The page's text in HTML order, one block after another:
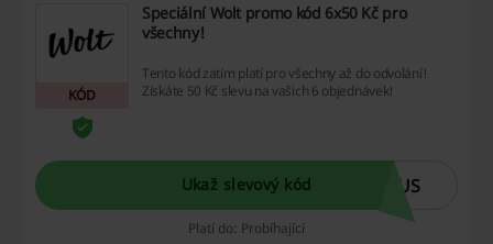
KÓD
Speciální Wolt promo kód 6x50 Kč pro
všechny!
Tento kód zatím platí pro všechny až do odvolání!
Získáte 50 Kč slevu na vašich 6 objednávek!
Ukaž slevový kód LUS
Platí do: Probíhající